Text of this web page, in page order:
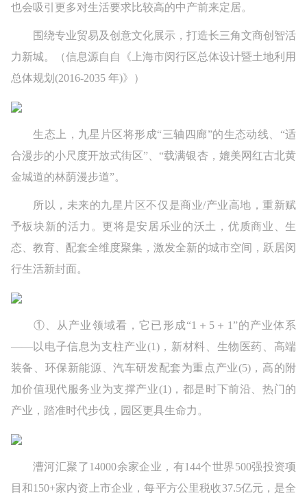
也会吸引更多对生活要求比较高的中产前来定居。
围绕专业贸易及创意文化展示，打造长三角文商创智活
力新城。（信息源自自《上海市闵行区总体设计暨土地利用
总体规划(2016-2035 年)》）
生态上，九星片区将形成“三轴四廊”的生态动线、“适
合漫步的小尺度开放式街区”、“载满银杏，媲美网红古北黄
金城道的林荫漫步道”。
所以，未来的九星片区不仅是商业/产业高地，重新赋
予板块新的活力。更将是安居乐业的沃土，优质商业、生
态、教育、配套全维度聚集，激发全新的城市空间，跃居闵
行生活新封面。
①、从产业领域看，它已形成“1＋5＋1”的产业体系
——以电子信息为支柱产业(1)，新材料、生物医药、高端
装备、环保新能源、汽车研发配套为重点产业(5)，高的附
加价值现代服务业为支撑产业(1)，都是时下前沿、热门的
产业，踏准时代步伐，园区更具生命力。
漕河汇聚了14000余家企业，有144个世界500强投资项
目和150+家内资上市企业，每平方公里税收37.5亿元，是全